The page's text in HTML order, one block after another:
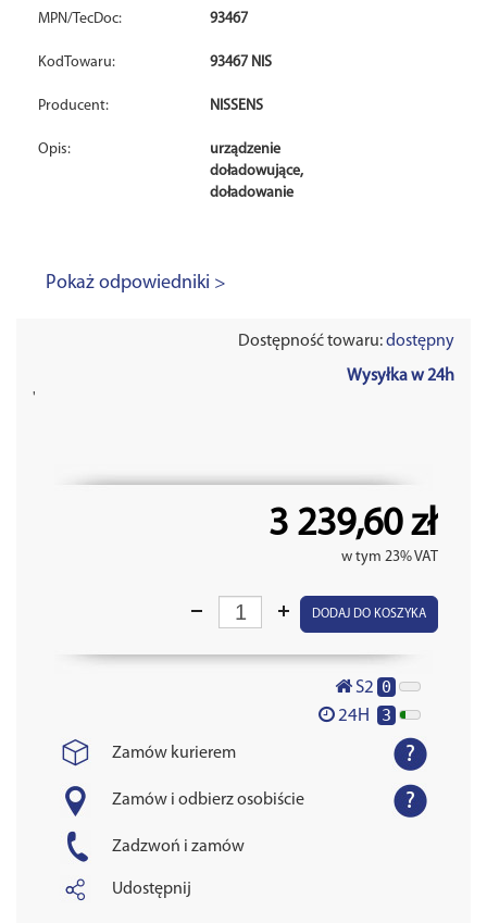
MPN/TecDoc: 93467
KodTowaru: 93467 NIS
Producent: NISSENS
Opis:
urządzenie
doładowujące,
doładowanie
Pokaż odpowiedniki >
Dostępność towaru:dostępny
Wysyłka w 24h
'
3 239,60 zł
w tym 23% VAT
DODAJ DO KOSZYKA
S2 0
24H 3
Zamów kurierem
Zamów i odbierz osobiście
Zadzwoń i zamów
Udostępnij